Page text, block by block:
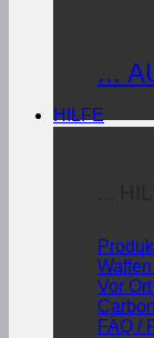
...
HILFE
Vor
FAQ /